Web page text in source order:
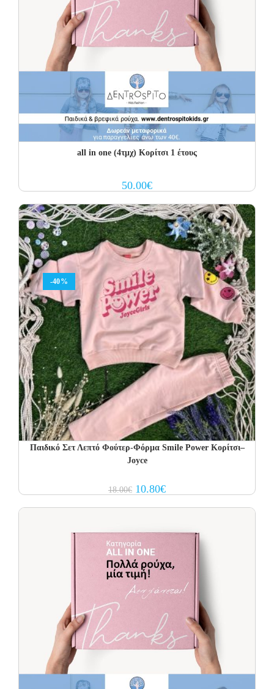
all in one (4τμχ) Κορίτσι 1 έτους
50.00€
-40%
Παιδικό Σετ Λεπτό Φούτερ-Φόρμα Smile Power Κορίτσι–
Joyce
18.00€ Original
price
10.80€Current
price